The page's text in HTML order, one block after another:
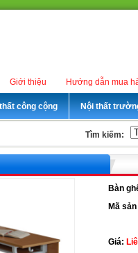
Hướng dẫn mua
Giới thiệu
công cộng Nội thất
Tìm kiếm:
Bàn
Mã
Giá: